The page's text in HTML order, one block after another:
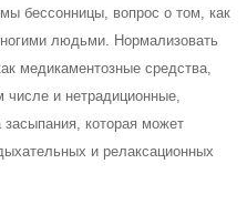
бессонницы, вопрос о том, как
людьми. Нормализовать
медикаментозные средства,
и нетрадиционные,
которая может
и релаксационных